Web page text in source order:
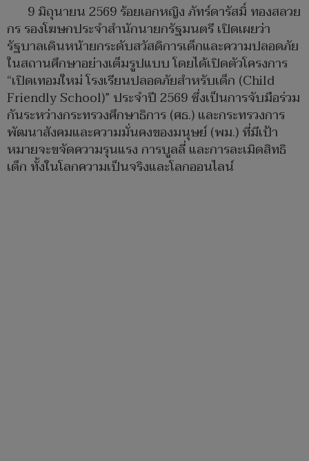
9 มิถุนายน 2569 ร้อยเอกหญิง ภัทร์ดารัสมิ์ ทองสลวย
กร รองโฆษกประจำสำนักนายกรัฐมนตรี เปิดเผยว่า
รัฐบาลเดินหน้ายกระดับสวัสดิการเด็กและความปลอดภัย
ในสถานศึกษาอย่างเต็มรูปแบบ โดยได้เปิดตัวโครงการ
“เปิดเทอมใหม่ โรงเรียนปลอดภัยสำหรับเด็ก (Child
Friendly School)” ประจำปี 2569 ซึ่งเป็นการจับมือร่วม
กันระหว่างกระทรวงศึกษาธิการ (ศธ.) และกระทรวงการ
พัฒนาสังคมและความมั่นคงของมนุษย์ (พม.) ที่มีเป้า
หมายจะขจัดความรุนแรง การบูลลี่ และการละเมิดสิทธิ
เด็ก ทั้งในโลกความเป็นจริงและโลกออนไลน์